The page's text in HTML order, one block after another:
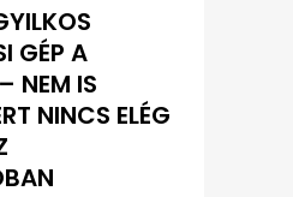
GÉP A
NEM IS
NINCS ELÉG